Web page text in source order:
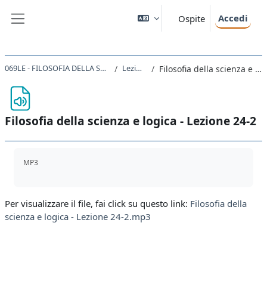
Ospite Accedi
069LE - FILOSOFIA DELLA SCIENZA E LOGICA 2019 Lezioni 21-25 Filosofia della scienza e logica - Lezione 24-2
Filosofia della scienza e logica - Lezione 24-2
MP3
Per visualizzare il file, fai click su questo link: Filosofia della
scienza e logica - Lezione 24-2.mp3